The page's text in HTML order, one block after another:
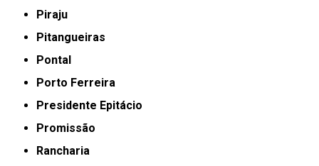
Piraju
Pitangueiras
Pontal
Porto Ferreira
Presidente Epitácio
Promissão
Rancharia